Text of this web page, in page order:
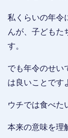
私くらいの年令
んが、子どもた
す。
でも年令のせい
は良いことです
ウチでは食べた
本来の意味を理